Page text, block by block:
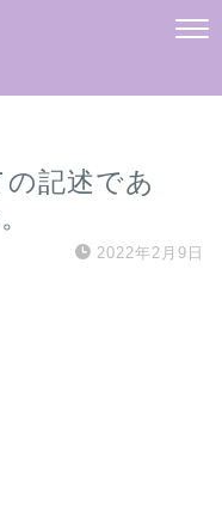
記述であ
2022年2月9日